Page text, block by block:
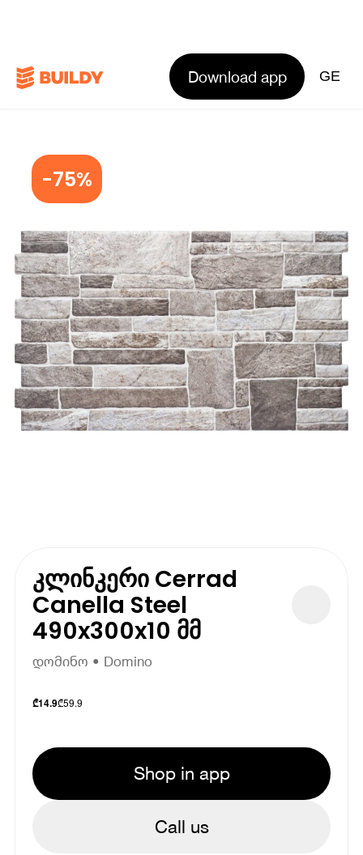
Download app GE
-75%
კლინკერი Cerrad
Canella Steel
490x300x10 მმ
დომინო • Domino
₾14.9₾59.9
Shop in app
Call us